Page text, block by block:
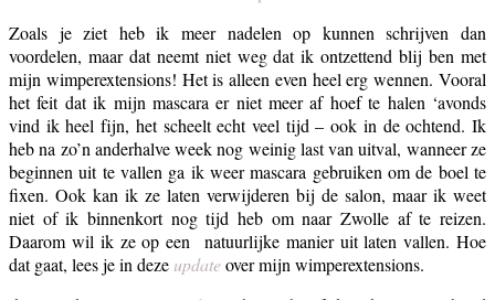
Zoals je ziet heb ik meer nadelen op kunnen schrijven dan
voordelen, maar dat neemt niet weg dat ik ontzettend blij ben met
mijn wimperextensions! Het is alleen even heel erg wennen. Vooral
het feit dat ik mijn mascara er niet meer af hoef te halen ‘avonds
vind ik heel fijn, het scheelt echt veel tijd – ook in de ochtend. Ik
heb na zo’n anderhalve week nog weinig last van uitval, wanneer ze
beginnen uit te vallen ga ik weer mascara gebruiken om de boel te
fixen. Ook kan ik ze laten verwijderen bij de salon, maar ik weet
niet of ik binnenkort nog tijd heb om naar Zwolle af te reizen.
Daarom wil ik ze op een natuurlijke manier uit laten vallen. Hoe
dat gaat, lees je in deze updateover mijn wimperextensions.